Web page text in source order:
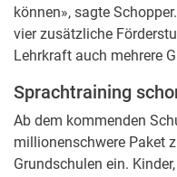
können», sagte
vier zusätzliche
Lehrkraft auch mehrere
Sprachtraining
Ab dem kommenden
millionenschwere Paket
Grundschulen ein.